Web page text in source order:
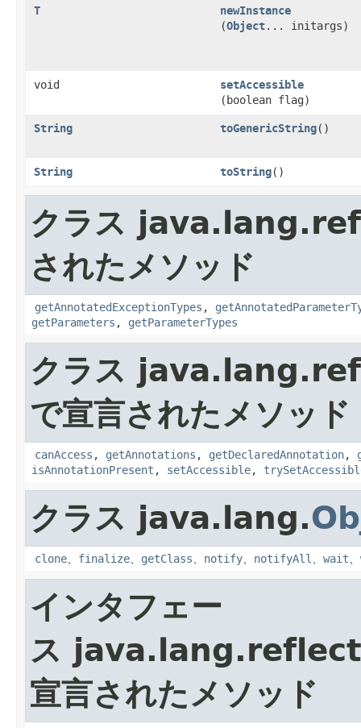
T newInstance
(Object... initargs)
void setAccessible
(boolean flag)
String toGenericString()
String toString()
クラス
されたメソッド
getAnnotatedExceptionTypes ,
getParameters , getParameterTypes
クラス
で宣言されたメソッド
canAccess , getAnnotations , getDeclaredAnnotation,
isAnnotationPresent , setAccessible,
クラス java.lang.
clone、 finalize、 getClass、 notify、 notifyAll、 wait、
インタフェー
ス
宣言されたメソッド